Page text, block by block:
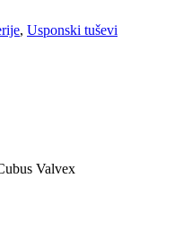
, Usponski tuševi
Valvex